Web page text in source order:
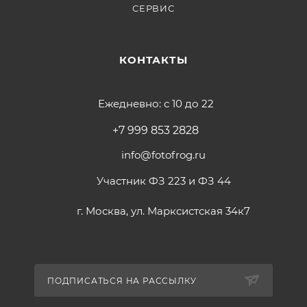
СЕРВИС
КОНТАКТЫ
Ежедневно: с 10 до 22
+7 999 853 2828
info@fotofrog.ru
Участник ФЗ 223 и ФЗ 44
г. Москва, ул. Марксистская 34к7
ПОДПИСАТЬСЯ НА РАССЫЛКУ